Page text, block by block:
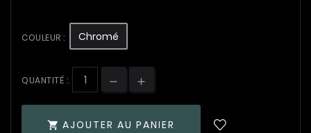
COULEUR : Chromé
QUANTITÉ :
 AJOUTER AU PANIER